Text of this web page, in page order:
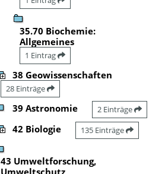
35.70 Biochemie:
Allgemeines
1 Eintrag
38 Geowissenschaften
28 Einträge
39 Astronomie 2 Einträge
42 Biologie 135 Einträge
43 Umweltforschung,
Umweltschutz